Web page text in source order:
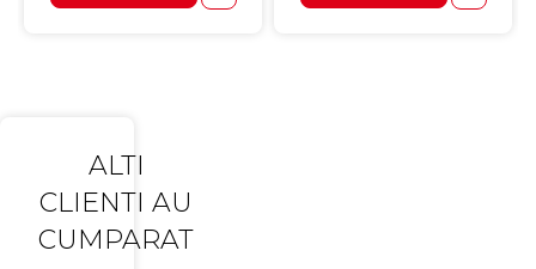
ALTI
CLIENTI AU
CUMPARAT